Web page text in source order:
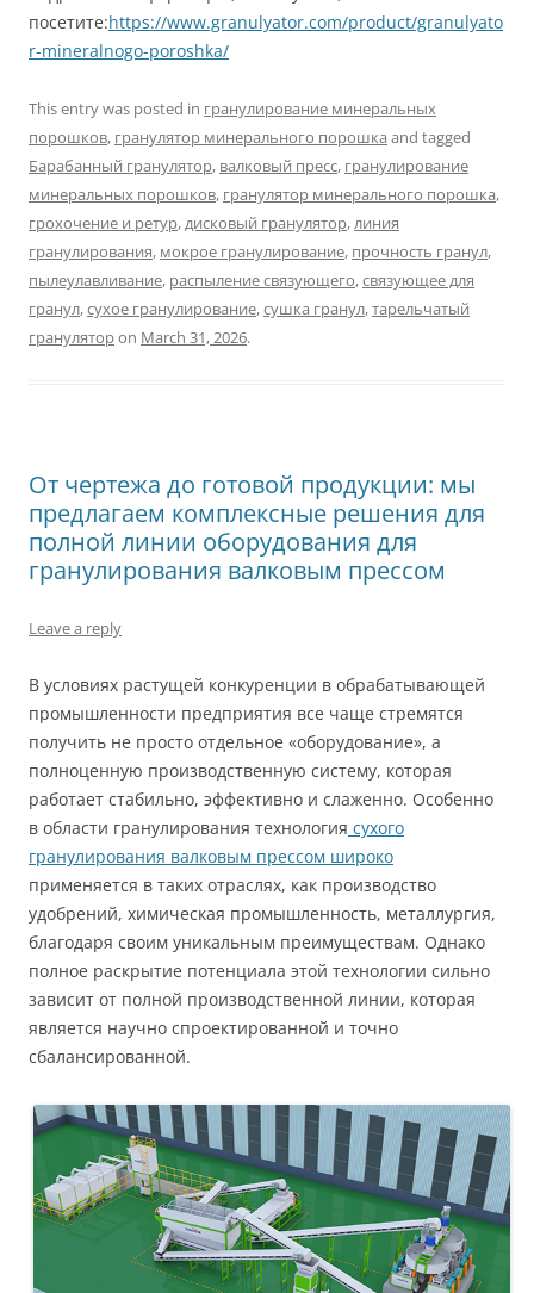
посетите:https://www.granulyator.com/product/granulyato
r-mineralnogo-poroshka/
This entry was posted in гранулирование минеральных
порошков, гранулятор минерального порошка and tagged
Барабанный гранулятор, валковый пресс, гранулирование
минеральных порошков, гранулятор минерального порошка,
грохочение и ретур,дисковый гранулятор,линия
гранулирования, мокрое гранулирование, прочность гранул,
пылеулавливание, распыление связующего,связующее для
гранул,сухое гранулирование,сушка гранул,тарельчатый
грануляторon March 31, 2026.
От чертежа до готовой продукции: мы
предлагаем комплексные решения для
полной линии оборудования для
гранулирования валковым прессом
Leave a reply
В условиях растущей конкуренции в обрабатывающей
промышленности предприятия все чаще стремятся
получить не просто отдельное «оборудование», а
полноценную производственную систему, которая
работает стабильно, эффективно и слаженно. Особенно
в области гранулирования технология сухого
гранулирования валковым прессом широко
применяется в таких отраслях, как производство
удобрений, химическая промышленность, металлургия,
благодаря своим уникальным преимуществам. Однако
полное раскрытие потенциала этой технологии сильно
зависит от полной производственной линии, которая
является научно спроектированной и точно
сбалансированной.